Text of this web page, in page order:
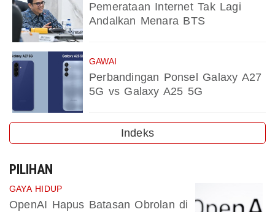
Pemerataan Internet Tak Lagi
Andalkan Menara BTS
GAWAI
Perbandingan Ponsel Galaxy A27
5G vs Galaxy A25 5G
Indeks
PILIHAN
GAYA HIDUP
OpenAI Hapus Batasan Obrolan di